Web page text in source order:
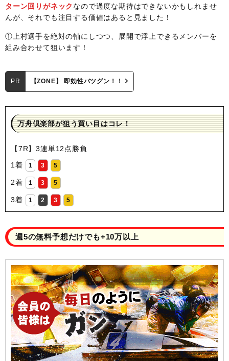
ターン回りがネック なので過度な期待はできないかもしれませ
んが、それでも注目する価値はあると見ました！
①上村選手を絶対の軸にしつつ、展開で浮上できるメンバーを
組み合わせて狙います！
PR 【ZONE】 即効性バツグン！！
万舟倶楽部が狙う買い目はコレ！
【7R】3連単12点勝負
1着
1 3 5
2着 1 3 5
3着 1 2 3 5
週5の無料予想だけでも+10万以上